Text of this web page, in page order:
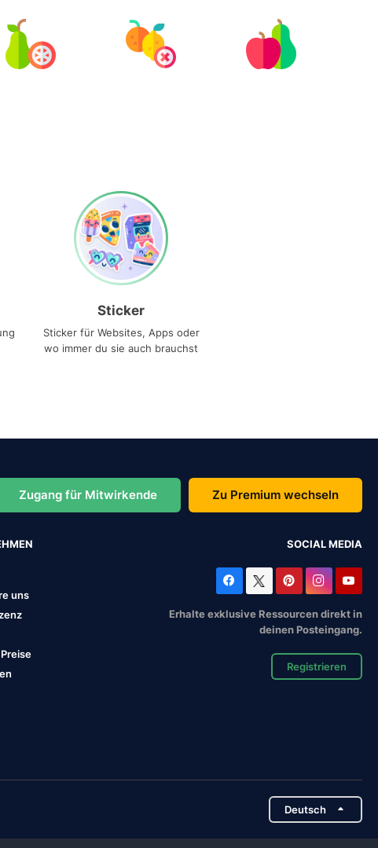
Sticker
Sticker für Websites, Apps oder
wo immer du sie auch brauchst
Zugang für Mitwirkende Zu Premium wechseln
uns
SOCIAL MEDIA
Erhalte exklusive Ressourcen direkt in
deinen Posteingang.
Registrieren
Deutsch